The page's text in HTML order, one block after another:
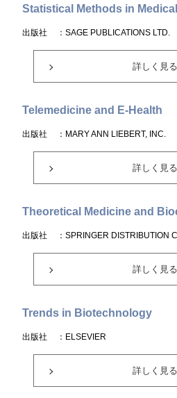
Statistical Methods in
出版社 ：SAGE PUBLICATIONS LTD.
詳しく見る
Telemedicine and E-Health
出版社 ：MARY ANN LIEBERT, INC.
詳しく見る
Theoretical Medicine and
出版社 ：SPRINGER DISTRIBUTION
詳しく見る
Trends in Biotechnology
出版社 ：ELSEVIER
詳しく見る